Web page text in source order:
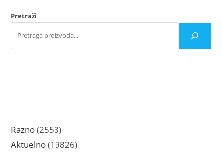
Pretraži
Razno 25532553
proizvoda
Aktuelno 1982619826